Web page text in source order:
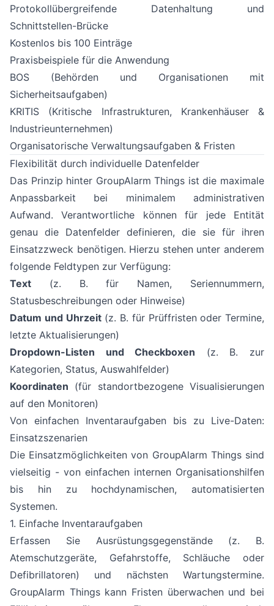
Protokollübergreifende Datenhaltung und
Schnittstellen-Brücke
Kostenlos bis 100 Einträge
Praxisbeispiele für die Anwendung
BOS (Behörden und Organisationen mit
Sicherheitsaufgaben)
KRITIS (Kritische Infrastrukturen, Krankenhäuser &
Industrieunternehmen)
Organisatorische Verwaltungsaufgaben & Fristen
Flexibilität durch individuelle Datenfelder
Das Prinzip hinter GroupAlarm Things ist die maximale
Anpassbarkeit bei minimalem administrativen
Aufwand. Verantwortliche können für jede Entität
genau die Datenfelder definieren, die sie für ihren
Einsatzzweck benötigen. Hierzu stehen unter anderem
folgende Feldtypen zur Verfügung:
Text (z. B. für Namen, Seriennummern,
Statusbeschreibungen oder Hinweise)
Datum und Uhrzeit(z. B. für Prüffristen oder Termine,
letzte Aktualisierungen)
Dropdown-Listen und Checkboxen (z. B. zur
Kategorien, Status, Auswahlfelder)
Koordinaten (für standortbezogene Visualisierungen
auf den Monitoren)
Von einfachen Inventaraufgaben bis zu Live-Daten:
Einsatzszenarien
Die Einsatzmöglichkeiten von GroupAlarm Things sind
vielseitig - von einfachen internen Organisationshilfen
bis hin zu hochdynamischen, automatisierten
Systemen.
1. Einfache Inventaraufgaben
Erfassen Sie Ausrüstungsgegenstände (z. B.
Atemschutzgeräte, Gefahrstoffe, Schläuche oder
Defibrillatoren) und nächsten Wartungstermine.
GroupAlarm Things kann Fristen überwachen und bei